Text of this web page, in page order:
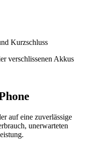
Kurzschluss
verschlissenen Akkus
auf eine zuverlässige
unerwarteten